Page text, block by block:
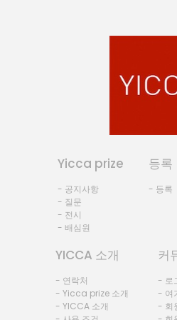
Yicca prize
- 공지사항
- 질문
- 전시
- 배심원
등록
- 등록
YICCA 소개
- 연락처
- Yicca prize 소개
- YICCA 소개
커
- 로
- 여
- 회